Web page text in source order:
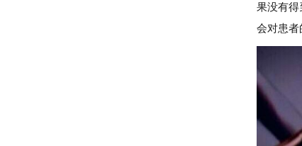
果没有
会对患者